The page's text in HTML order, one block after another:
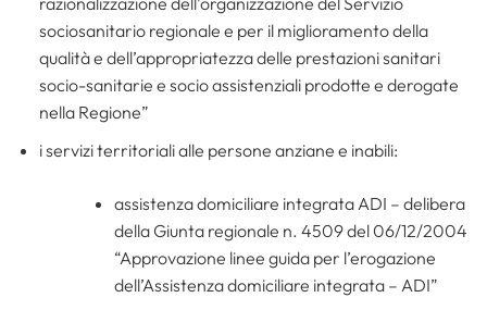
sociosanitario regionale e per il miglioramento della
qualità e dell’appropriatezza delle prestazioni sanitari
socio-sanitarie e socio assistenziali prodotte e derogate
nella Regione”
i servizi territoriali alle persone anziane e inabili:
assistenza domiciliare integrata ADI – delibera
della Giunta regionale n. 4509 del 06/12/2004
“Approvazione linee guida per l’erogazione
dell’Assistenza domiciliare integrata – ADI”